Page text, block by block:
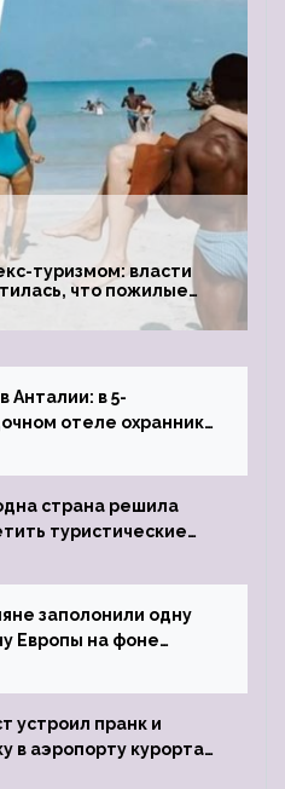
туризмом: власти
что пожилые
к ним, чтобы
любовниками
Анталии: в 5-
отеле охранник
страна решила
туристические
заполонили одну
Европы на фоне
устроил пранк и
в аэропорту курорта,